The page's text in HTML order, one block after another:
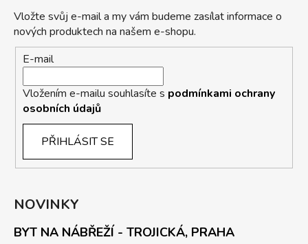
Vložte svůj e-mail a my vám budeme zasílat informace o
nových produktech na našem e-shopu.
E-mail
Vložením e-mailu souhlasíte s podmínkami ochrany
osobních údajů
PŘIHLÁSIT SE
NOVINKY
BYT NA NÁBŘEŽÍ - TROJICKÁ, PRAHA